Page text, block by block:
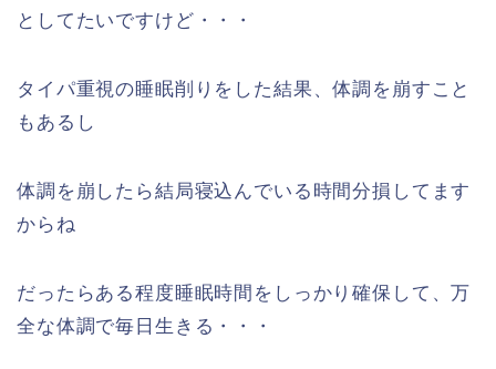
としてたいですけど・・・
タイパ重視の睡眠削りをした結果、体調を崩すこと
もあるし
体調を崩したら結局寝込んでいる時間分損してます
からね
だったらある程度睡眠時間をしっかり確保して、万
全な体調で毎日生きる・・・